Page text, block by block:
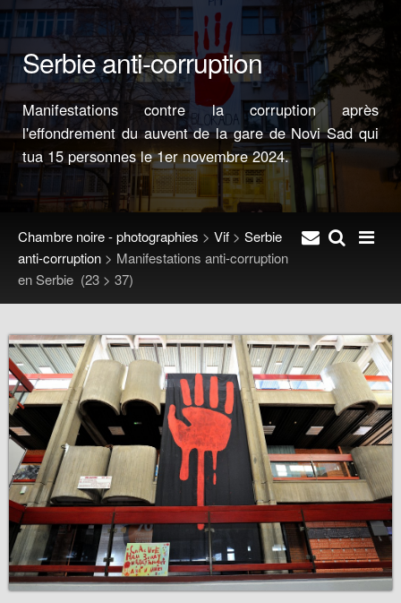
Serbie anti-corruption
Manifestations contre la corruption après
l'effondrement du auvent de la gare de Novi Sad qui
tua 15 personnes le 1er novembre 2024.
Chambre noire - photographies > Vif > Serbie
anti-corruption > Manifestations anti-corruption
en Serbie (23 > 37)